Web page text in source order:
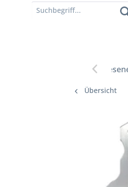

Übersicht